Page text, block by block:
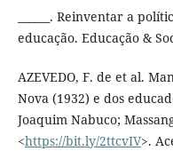
______. Reinventar a
educação. Educação &
AZEVEDO, F. de et al.
Nova (1932) e dos
Joaquim Nabuco;
<https://bit.ly/2ttcvIV>.